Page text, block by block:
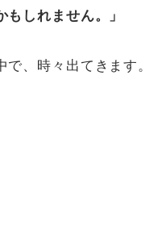
しれません。」
、時々出てきます。